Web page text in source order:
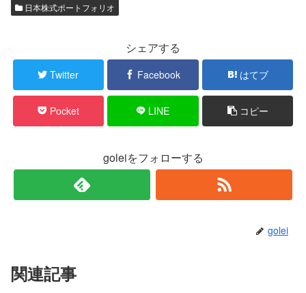
日本株式ポートフォリオ
シェアする
Twitter Facebook はてブ
Pocket LINE コピー
goleiをフォローする
golei
関連記事